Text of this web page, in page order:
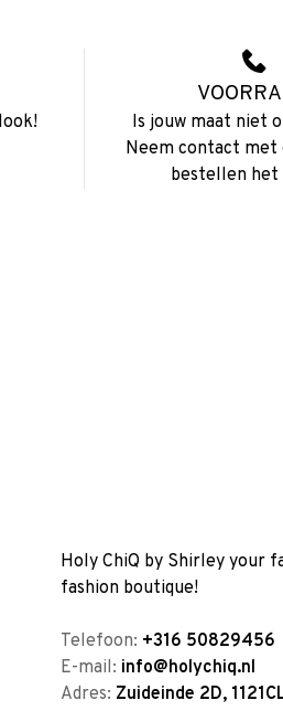
Is jouw maat niet
Neem contact met
bestellen het
Holy ChiQ by Shirley your
fashion boutique!
Telefoon: +316 50829456
E-mail: info@holychiq.nl
Adres: Zuideinde 2D,